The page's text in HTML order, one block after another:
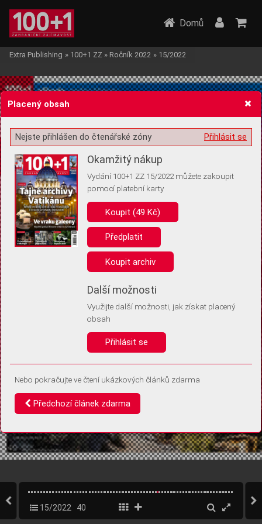
Žádost o souhlas s ukládáním volitelných informací
Pro základní fungování webu nepotřebujeme ukládat žádné informace
(tzv. cookies apod.). Rádi bychom vás ale požádali o souhlas s
uložením volitelných informací:
Anonymní unikátní ID
Díky němu příště poznáme, že se jedná o stejné zařízení, a
Identifikátor je zcela anonymní.
Vaše souhlasy a odmítnutí si ukládáme do vašeho zařízení, abychom se
vás už příště znovu neptali. Můžete je kdykoli později upravit ve Správě
Domů
Extra Publishing » 100+1 ZZ » Ročník 2022 » 15/2022
15/2022 40
Placený obsah
Přihlásit se
Nejste přihlášen do čtenářské zóny
Okamžitý nákup
Vydání 100+1 ZZ 15/2022 můžete zakoupit
pomocí platební karty
Koupit (49 Kč)
Předplatit
Koupit archiv
Další možnosti
Využijte další možnosti, jak získat placený
obsah
Přihlásit se
Nebo pokračujte ve čtení ukázkových článků zdarma
Předchozí článek zdarma